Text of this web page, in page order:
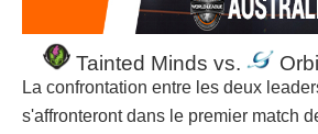
Tainted Minds vs.
La confrontation entre les deux
s'affronteront dans le premier match